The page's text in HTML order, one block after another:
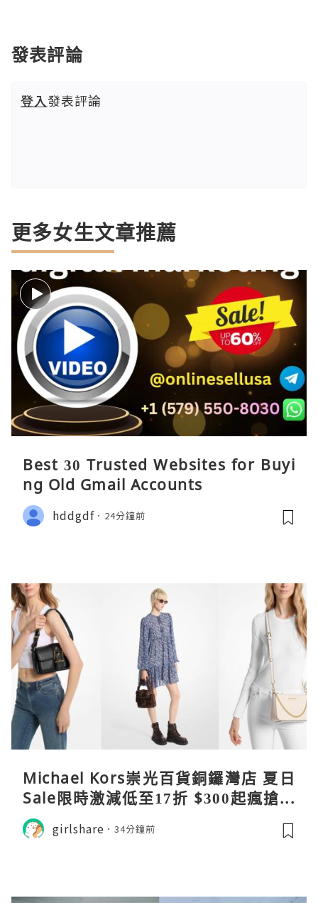
發表評論
登入發表評論
更多女生文章推薦
Best 30 Trusted Websites for Buyi
ng Old Gmail Accounts
hddgdf 24分鐘前
Michael Kors崇光百貨銅鑼灣店 夏日
Sale限時激減低至17折 $300起瘋搶爆
款手袋服飾
girlshare 34分鐘前